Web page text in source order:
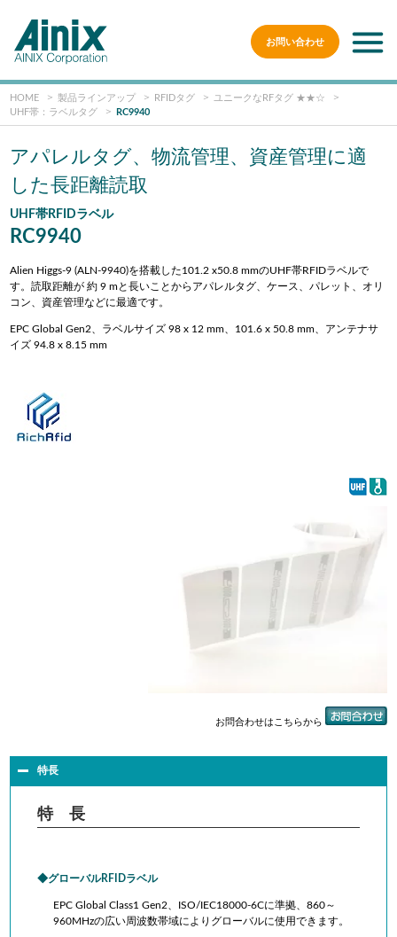
お問い合わせ
HOME 製品ラインアップ RFIDタグ
ユニークなRFタグ ★★☆
UHF帯：ラベルタグ
RC9940
アパレルタグ、物流管理、資産管理に適
した長距離読取
UHF帯RFIDラベル
RC9940
Alien Higgs-9 (ALN-9940)を搭載した101.2 x50.8 mmのUHF帯RFIDラベルで
す。読取距離が 約 9 mと長いことからアパレルタグ、ケース、パレット、オリ
コン、資産管理などに最適です。
EPC Global Gen2、ラベルサイズ 98 x 12 mm、101.6 x 50.8 mm、アンテナサ
イズ 94.8 x 8.15 mm
お問合わせはこちらから
特長
特 長
グローバルRFIDラベル
EPC Global Class1 Gen2、ISO/IEC18000-6Cに準拠、860～
960MHzの広い周波数帯域によりグローバルに使用できます。